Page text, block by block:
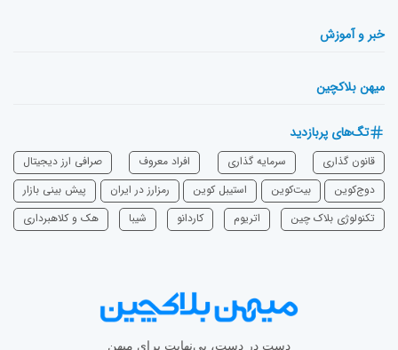
خبر و آموزش
میهن بلاکچین
تگ‌های پربازدید
قانون گذاری سرمایه‌ گذاری افراد معروف
صرافی ارز دیجیتال
دوج‌کوین
بیت‌کوین استیبل کوین رمزارز در ایران
پیش بینی بازار
تکنولوژی بلاک چین
اتریوم ‌کاردانو شیبا هک و کلاهبرداری
دست در دست، بی‌نهایت برای میهن